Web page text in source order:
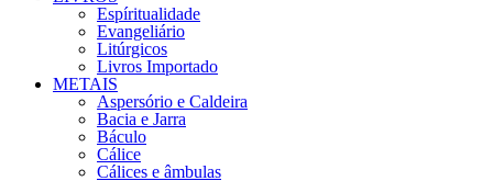
Espíritualidade
Evangeliário
Litúrgicos
Livros Importado
METAIS
Aspersório e Caldeira
Bacia e Jarra
Báculo
Cálice
Cálices e âmbulas